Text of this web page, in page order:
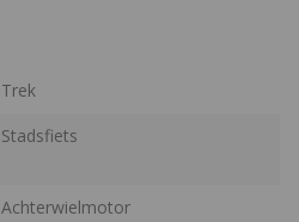
Trek
Stadsfiets
Achterwielmotor